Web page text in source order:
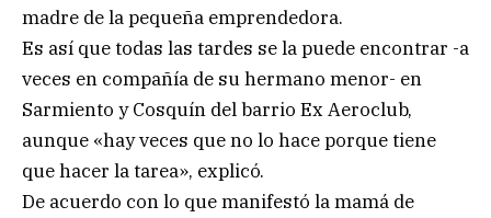
madre de la pequeña emprendedora.
Es así que todas las tardes se la puede encontrar -a
veces en compañía de su hermano menor- en
Sarmiento y Cosquín del barrio Ex Aeroclub,
aunque «hay veces que no lo hace porque tiene
que hacer la tarea», explicó.
De acuerdo con lo que manifestó la mamá de